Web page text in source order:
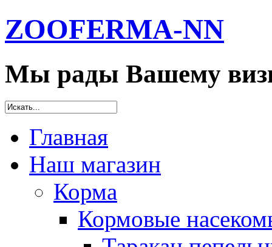
ZOOFERMA-NN
Мы рады Вашему
Главная
Наш магазин
Корма
Кормовые